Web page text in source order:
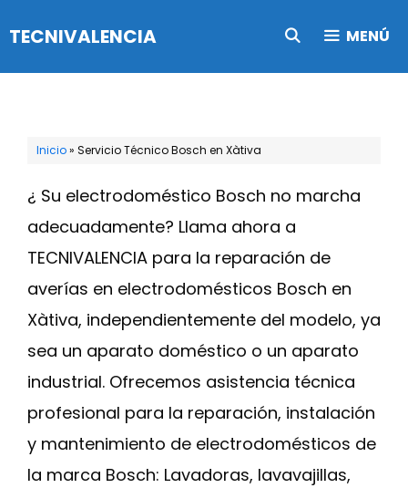
al
contenido
TECNIVALENCIA MENÚ
Inicio» Servicio Técnico Bosch en Xàtiva
¿ Su electrodoméstico Bosch no marcha
adecuadamente? Llama ahora a
TECNIVALENCIA para la reparación de
averías en electrodomésticos Bosch en
Xàtiva, independientemente del modelo, ya
sea un aparato doméstico o un aparato
industrial. Ofrecemos asistencia técnica
profesional para la reparación, instalación
y mantenimiento de electrodomésticos de
la marca Bosch: Lavadoras, lavavajillas,